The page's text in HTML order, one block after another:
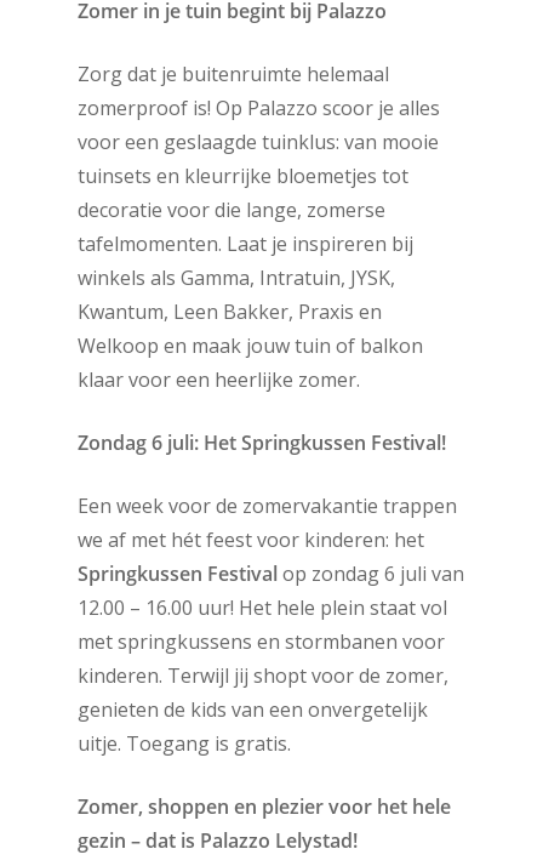
Zomer in je tuin begint bij Palazzo
Zorg dat je buitenruimte helemaal
zomerproof is! Op Palazzo scoor je alles
voor een geslaagde tuinklus: van mooie
tuinsets en kleurrijke bloemetjes tot
decoratie voor die lange, zomerse
tafelmomenten. Laat je inspireren bij
winkels als Gamma, Intratuin, JYSK,
Kwantum, Leen Bakker, Praxis en
Welkoop en maak jouw tuin of balkon
klaar voor een heerlijke zomer.
Zondag 6 juli: Het Springkussen Festival!
Een week voor de zomervakantie trappen
we af met hét feest voor kinderen: het
Springkussen Festivalop zondag 6 juli van
12.00 – 16.00 uur! Het hele plein staat vol
met springkussens en stormbanen voor
kinderen. Terwijl jij shopt voor de zomer,
genieten de kids van een onvergetelijk
uitje. Toegang is gratis.
Zomer, shoppen en plezier voor het hele
gezin – dat is Palazzo Lelystad!